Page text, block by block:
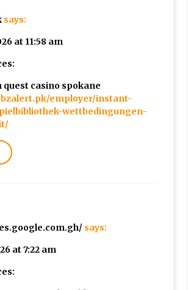
says:
at 11:58 am
casino spokane
employer/instant-
wettbedingungen-
says:
at 7:22 am